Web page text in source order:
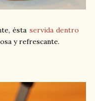
ésta servida dentro
y refrescante.